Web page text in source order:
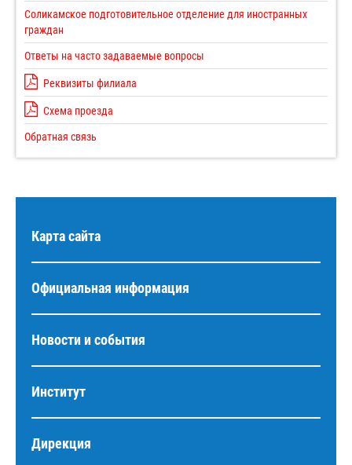
Соликамское подготовительное отделение для иностранных
граждан
Ответы на часто задаваемые вопросы
Реквизиты филиала
Схема проезда
Обратная связь
Карта сайта
Официальная информация
Новости и события
Институт
Дирекция